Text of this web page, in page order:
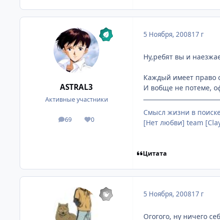
ASTRAL3
Активные участники
69
посты 0
Репутация
5 Ноября, 200817 г
Ну,ребят вы и
Каждый имеет право
И вобще не потеме,
Смысл жизни в
[Нет любви] team
Цитата
5 Ноября, 200817 г
Огогого, ну ничего